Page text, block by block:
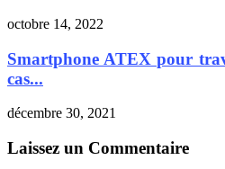
octobre 14, 2022
Smartphone ATEX pour
cas...
décembre 30, 2021
Laissez un Commentaire